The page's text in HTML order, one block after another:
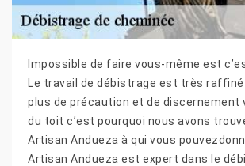
Impossible de faire vous-même est
Le travail de débistrage est très
plus de précaution et de discernement
du toit c’est pourquoi nous avons
Artisan Andueza à qui vous
Artisan Andueza est expert dans le